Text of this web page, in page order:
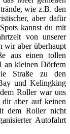
wie z.B. den
aber dafür
kannst du mit
von unserer
wir aber überhaupt
aus einen tollen
an kleinen Dörfern
Straße zu den
und Kelingking
Roller war uns
aber auf keinen
dem Roller nicht
Autofahrt